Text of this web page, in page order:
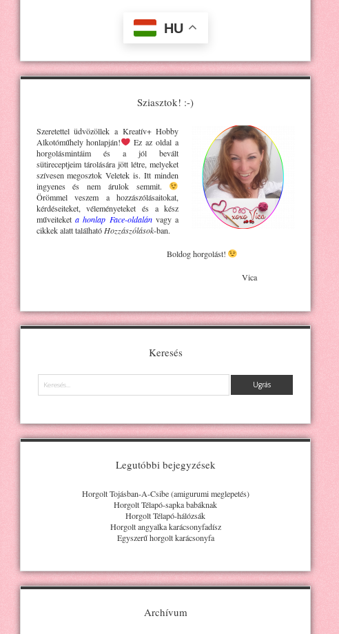
HU
Sziasztok! :-)
Szeretettel üdvözöllek a Kreatív+ Hobby
Alkotóműhelyhonlapján!
Ez az oldal a
horgolásmintáim és a jól bevált
sütireceptjeim tárolására jött létre, melyeket
szívesen megosztok Veletek is. Itt minden
ingyenes és nem árulok semmit.
Örömmel veszem a hozzászólásaitokat,
kérdéseiteket, véleményeteket és a kész
műveiteket a honlap Face-oldalánvagy a
cikkek alatt található Hozzászólások-ban.
Boldog horgolást!
Vica
Keresés
Keresés
Legutóbbi bejegyzések
Horgolt Tojásban-A-Csibe (amigurumi meglepetés)
Horgolt Télapó-sapka babáknak
Horgolt Télapó-hálózsák
Horgolt angyalka karácsonyfadísz
Egyszerű horgolt karácsonyfa
Archívum